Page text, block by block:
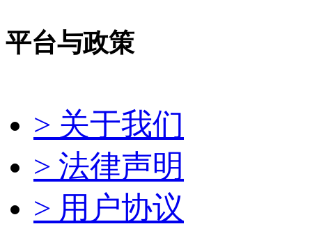
平台与政策
> 关于我们
> 法律声明
> 用户协议